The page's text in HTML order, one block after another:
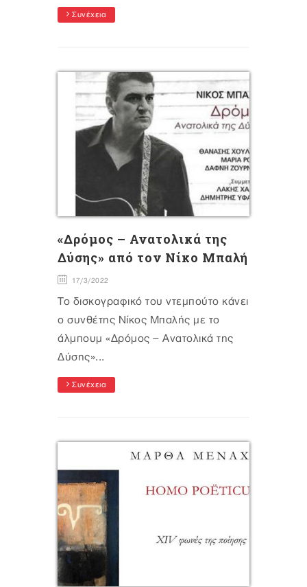
Συνέχεια
«Δρόμος – Ανατολικά της
Δύσης» από τον Νίκο Μπαλή
17/3/2022
Το δισκογραφικό του ντεμπούτο κάνει
ο συνθέτης Νίκος Μπαλής με το
άλμπουμ «Δρόμος – Ανατολικά της
Δύσης»...
Συνέχεια